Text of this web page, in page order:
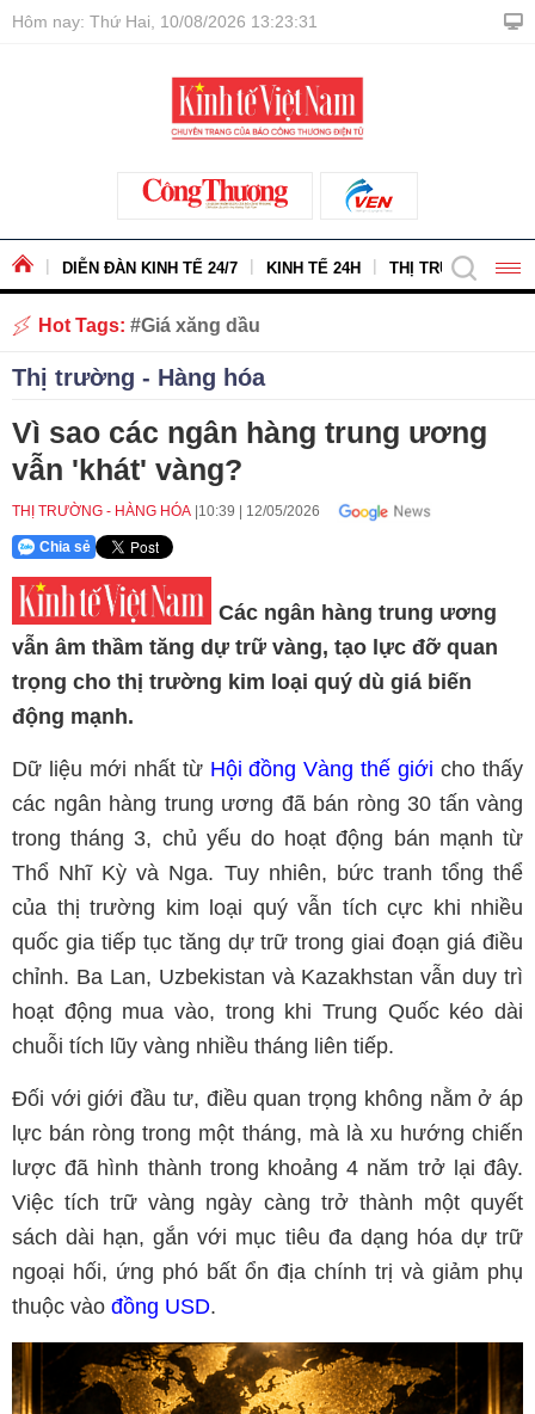
Hôm nay: Thứ Hai, 10/08/2026 13:23:32
DIỄN ĐÀN KINH TẾ 24/7 KINH TẾ 24H THỊ TRƯỜNG -
Hot Tags: Giá xăng dầu
Thị trường - Hàng hóa
Vì sao các ngân hàng trung ương
vẫn 'khát' vàng?
THỊ TRƯỜNG - HÀNG HÓA 10:39 12/05/2026
Chia sẻ
Các ngân hàng trung ương
vẫn âm thầm tăng dự trữ vàng, tạo lực đỡ quan
trọng cho thị trường kim loại quý dù giá biến
động mạnh.
Dữ liệu mới nhất từ Hội đồng Vàng thế giới cho thấy
các ngân hàng trung ương đã bán ròng 30 tấn vàng
trong tháng 3, chủ yếu do hoạt động bán mạnh từ
Thổ Nhĩ Kỳ và Nga. Tuy nhiên, bức tranh tổng thể
của thị trường kim loại quý vẫn tích cực khi nhiều
quốc gia tiếp tục tăng dự trữ trong giai đoạn giá điều
chỉnh. Ba Lan, Uzbekistan và Kazakhstan vẫn duy trì
hoạt động mua vào, trong khi Trung Quốc kéo dài
chuỗi tích lũy vàng nhiều tháng liên tiếp.
Đối với giới đầu tư, điều quan trọng không nằm ở áp
lực bán ròng trong một tháng, mà là xu hướng chiến
lược đã hình thành trong khoảng 4 năm trở lại đây.
Việc tích trữ vàng ngày càng trở thành một quyết
sách dài hạn, gắn với mục tiêu đa dạng hóa dự trữ
ngoại hối, ứng phó bất ổn địa chính trị và giảm phụ
thuộc vào đồng USD.